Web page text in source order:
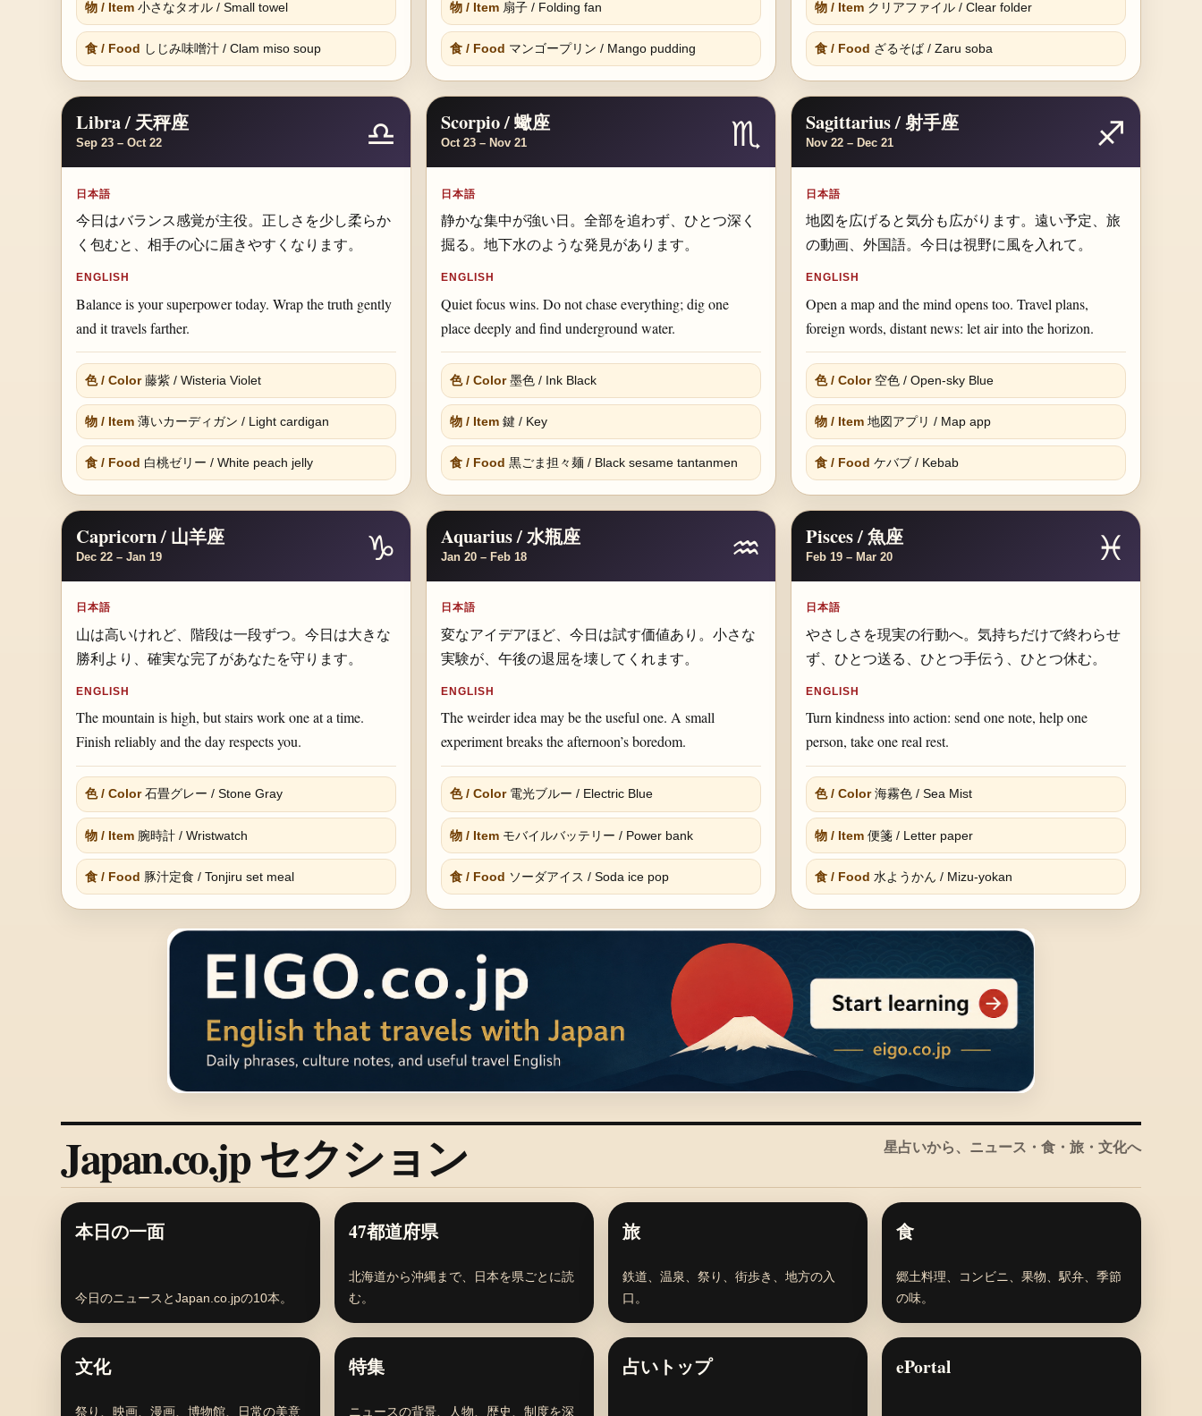
物 / Item小さなタオル / Small towel
食 / Food しじみ味噌汁 / Clam miso soup
物 / Item扇子 / Folding fan
食 / Food マンゴープリン / Mango pudding
物 / Itemクリアファイル / Clear folder
食 / Food ざるそば / Zaru soba
Libra / 天秤座
Sep 23 – Oct 22 ♎
日本語
今日はバランス感覚が主役。正しさを少し柔らか
く包むと、相手の心に届きやすくなります。
ENGLISH
Balance is your superpower today. Wrap the truth gently
and it travels farther.
色 / Color藤紫 / Wisteria Violet
物 / Item薄いカーディガン / Light cardigan
食 / Food 白桃ゼリー / White peach jelly
Scorpio / 蠍座
Oct 23 – Nov 21 ♏
日本語
静かな集中が強い日。全部を追わず、ひとつ深く
掘る。地下水のような発見があります。
ENGLISH
Quiet focus wins. Do not chase everything; dig one
place deeply and find underground water.
色 / Color墨色 / Ink Black
物 / Item鍵 / Key
食 / Food 黒ごま担々麺 / Black sesame tantanmen
Sagittarius / 射手座
Nov 22 – Dec 21 ♐
日本語
地図を広げると気分も広がります。遠い予定、旅
の動画、外国語。今日は視野に風を入れて。
ENGLISH
Open a map and the mind opens too. Travel plans,
foreign words, distant news: let air into the horizon.
色 / Color空色 / Open-sky Blue
物 / Item地図アプリ / Map app
食 / Food ケバブ / Kebab
Capricorn / 山羊座
Dec 22 – Jan 19 ♑
日本語
山は高いけれど、階段は一段ずつ。今日は大きな
勝利より、確実な完了があなたを守ります。
ENGLISH
The mountain is high, but stairs work one at a time.
Finish reliably and the day respects you.
色 / Color石畳グレー / Stone Gray
物 / Item腕時計 / Wristwatch
食 / Food 豚汁定食 / Tonjiru set meal
Aquarius / 水瓶座
Jan 20 – Feb 18 ♒
日本語
変なアイデアほど、今日は試す価値あり。小さな
実験が、午後の退屈を壊してくれます。
ENGLISH
The weirder idea may be the useful one. A small
experiment breaks the afternoon’s boredom.
色 / Color電光ブルー / Electric Blue
物 / Itemモバイルバッテリー / Power bank
食 / Food ソーダアイス / Soda ice pop
Pisces / 魚座
Feb 19 – Mar 20 ♓
日本語
やさしさを現実の行動へ。気持ちだけで終わらせ
ず、ひとつ送る、ひとつ手伝う、ひとつ休む。
ENGLISH
Turn kindness into action: send one note, help one
person, take one real rest.
色 / Color海霧色 / Sea Mist
物 / Item便箋 / Letter paper
食 / Food 水ようかん / Mizu-yokan
Japan.co.jp セクション 星占いから、ニュース・食・旅・文化へ
本日の一面
今日のニュースとJapan.co.jpの10本。
47都道府県
北海道から沖縄まで、日本を県ごとに読
む。
旅
鉄道、温泉、祭り、街歩き、地方の入
口。
食
郷土料理、コンビニ、果物、駅弁、季節
の味。
文化
祭り、映画、漫画、博物館、日常の美意
特集
ニュースの背景、人物、歴史、制度を深
占いトップ ePortal